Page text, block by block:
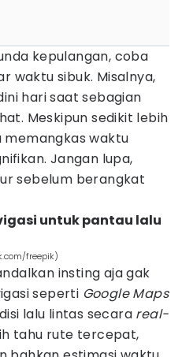
kepulangan, coba
waktu sibuk. Misalnya,
hari saat sebagian
Meskipun sedikit lebih
memangkas waktu
Jangan lupa,
sebelum berangkat
untuk pantau lalu
freepik)
insting aja gak
seperti Google Maps
lalu lintas secara real-
tahu rute tercepat,